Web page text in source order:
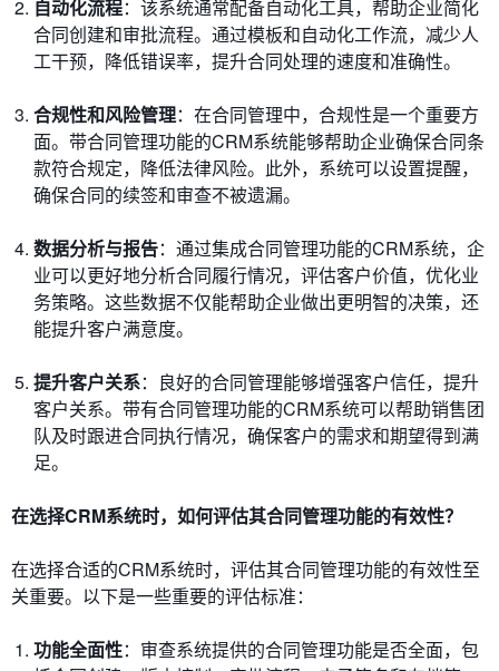
自动化流程：该系统通常配备自动化工具，帮助企业简化
合同创建和审批流程。通过模板和自动化工作流，减少人
工干预，降低错误率，提升合同处理的速度和准确性。
合规性和风险管理：在合同管理中，合规性是一个重要方
面。带合同管理功能的CRM系统能够帮助企业确保合同条
款符合规定，降低法律风险。此外，系统可以设置提醒，
确保合同的续签和审查不被遗漏。
数据分析与报告：通过集成合同管理功能的CRM系统，企
业可以更好地分析合同履行情况，评估客户价值，优化业
务策略。这些数据不仅能帮助企业做出更明智的决策，还
能提升客户满意度。
提升客户关系：良好的合同管理能够增强客户信任，提升
客户关系。带有合同管理功能的CRM系统可以帮助销售团
队及时跟进合同执行情况，确保客户的需求和期望得到满
足。
在选择CRM系统时，如何评估其合同管理功能的有效性？
在选择合适的CRM系统时，评估其合同管理功能的有效性至
关重要。以下是一些重要的评估标准：
功能全面性：审查系统提供的合同管理功能是否全面，包